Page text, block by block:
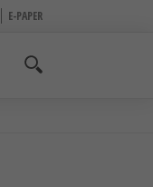
E-PAPER